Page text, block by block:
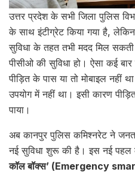
उत्तर प्रदेश के सभी जिला पुलिस
के साथ इंटीग्रेट किया गया है,
सुविधा के तहत तभी मदद मिल
पीसीओ की सुविधा हो। ऐसा कई
पीड़ित के पास या तो मोबाइल नहीं
उपयोग में नहीं था। इसी कारण
पाया।
अब कानपुर पुलिस कमिश्नरेट ने
नई सुविधा शुरू की है। इस नई
कॉल बॉक्स’ (Emergency